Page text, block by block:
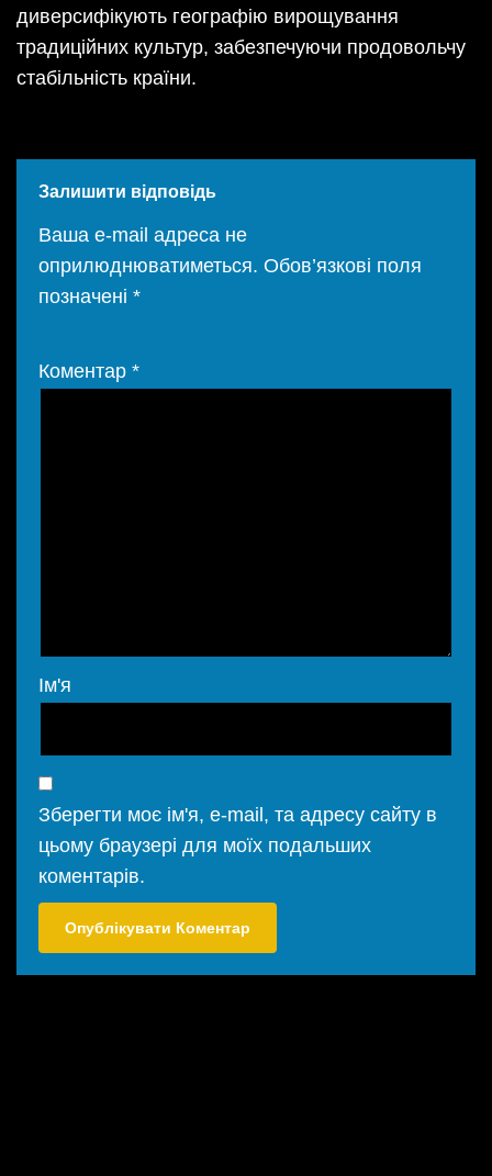
диверсифікують географію вирощування
традиційних культур, забезпечуючи продовольчу
стабільність країни.
Залишити відповідь
Ваша e-mail адреса не
оприлюднюватиметься. Обов’язкові поля
позначені *
Коментар *
Ім'я
Зберегти моє ім'я, e-mail, та адресу сайту в
цьому браузері для моїх подальших
коментарів.